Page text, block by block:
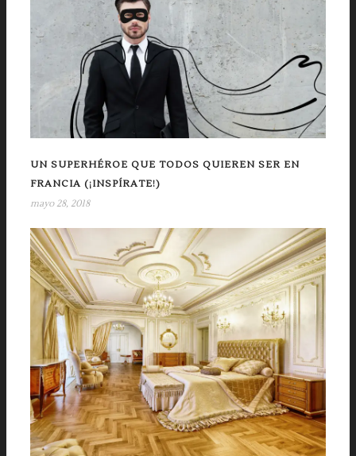
UN SUPERHÉROE QUE TODOS QUIEREN SER EN
FRANCIA (¡INSPÍRATE!)
mayo 28, 2018